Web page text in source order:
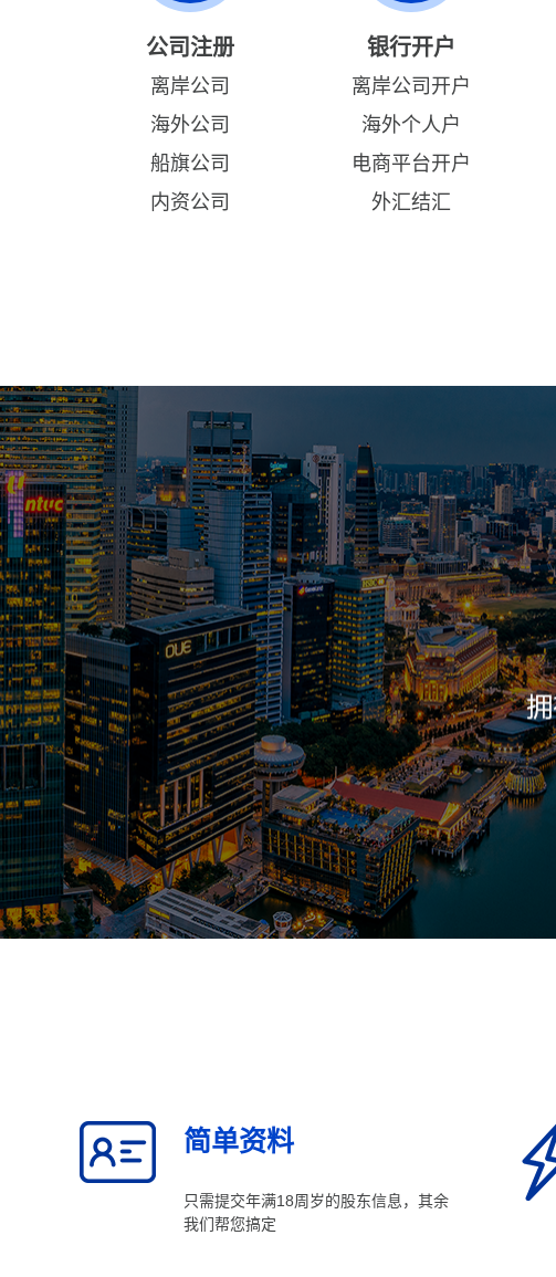
公司注册
离岸公司
海外公司
船旗公司
内资公司
银行开户
离岸公司开户
海外个人户
电商平台开户
外汇结汇
简单资料
只需提交年满18周岁的股东信息，其余
我们帮您搞定